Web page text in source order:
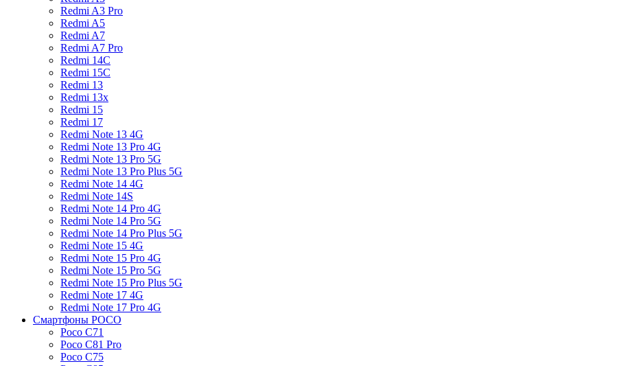
Redmi A3 Pro
Redmi A5
Redmi A7
Redmi A7 Pro
Redmi 14C
Redmi 15C
Redmi 13
Redmi 13x
Redmi 15
Redmi 17
Redmi Note 13 4G
Redmi Note 13 Pro 4G
Redmi Note 13 Pro 5G
Redmi Note 13 Pro Plus 5G
Redmi Note 14 4G
Redmi Note 14S
Redmi Note 14 Pro 4G
Redmi Note 14 Pro 5G
Redmi Note 14 Pro Plus 5G
Redmi Note 15 4G
Redmi Note 15 Pro 4G
Redmi Note 15 Pro 5G
Redmi Note 15 Pro Plus 5G
Redmi Note 17 4G
Redmi Note 17 Pro 4G
Смартфоны POCO
Poco C71
Poco C81 Pro
Poco C75